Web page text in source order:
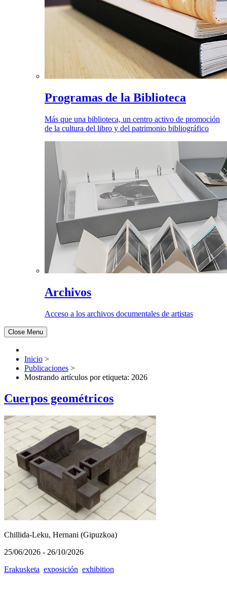
Programas de la Biblioteca
Más que una biblioteca, un centro activo de promoción
de la cultura del libro y del patrimonio bibliográfico
Archivos
Acceso a los archivos documentales de artistas
Close Menu
Inicio >
Publicaciones >
Mostrando artículos por etiqueta: 2026
Cuerpos geométricos
Chillida-Leku, Hernani (Gipuzkoa)
25/06/2026 - 26/10/2026
Erakusketa exposición exhibition